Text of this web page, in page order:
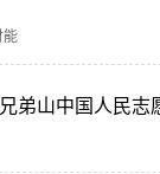
能
弟山中国人民志